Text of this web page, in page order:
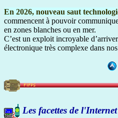
En 2026, nouveau saut
commencent à pouvoir
en zones blanches ou en mer.
C’est un exploit incroyable
électronique très complexe dans
Les facettes de